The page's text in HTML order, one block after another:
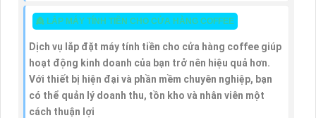
👸 LẮP MÁY TÍNH TIỀN CHO CỬA HÀNG COFFEE
Dịch vụ lắp đặt máy tính tiền cho cửa hàng coffee giúp
hoạt động kinh doanh của bạn trở nên hiệu quả hơn.
Với thiết bị hiện đại và phần mềm chuyên nghiệp, bạn
có thể quản lý doanh thu, tồn kho và nhân viên một
cách thuận lợi